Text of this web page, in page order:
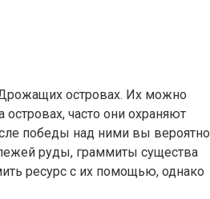
островах. Их можно
часто они охраняют
победы над ними вы вероятно
руды, граммиты существа
ресурс с их помощью, однако